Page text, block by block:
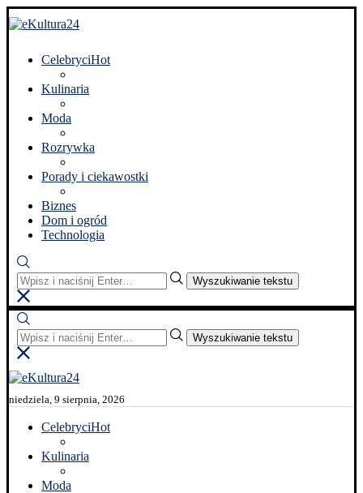
CelebryciHot
Kulinaria
Moda
Rozrywka
Porady i ciekawostki
Biznes
Dom i ogród
Technologia
Wyszukiwanie tekstu
Wyszukiwanie tekstu
niedziela, 9 sierpnia, 2026
CelebryciHot
Kulinaria
Moda